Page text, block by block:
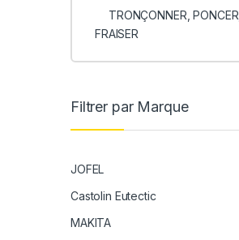
TRONÇONNER, PONCER,
FRAISER
Filtrer par Marque
JOFEL
Castolin Eutectic
MAKITA